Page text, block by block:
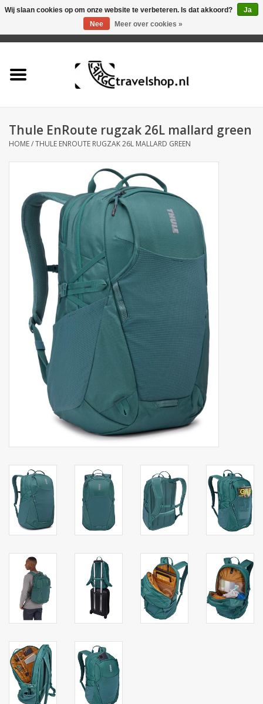
Tas
Accessoires
Business
Secrid portemonnee
Merken
Thule EnRoute rugzak 26L mallard green
HOME/THULE ENROUTE RUGZAK 26L MALLARD GREEN
Wij slaan cookies op om onze website te verbeteren. Is dat akkoord?
Ja
Nee
Meer over cookies »